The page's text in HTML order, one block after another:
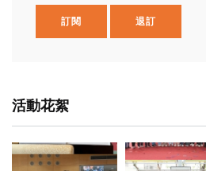
訂閱 退訂
活動花絮